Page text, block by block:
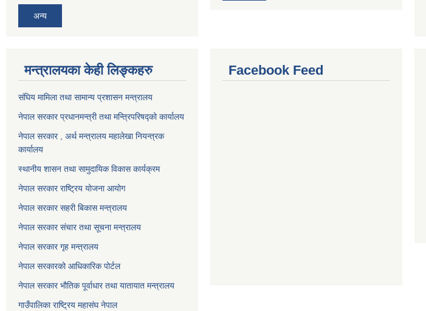
अन्य
मन्त्रालयका केही लिङ्कहरु
संघिय मामिला तथा सामान्य प्रशासन मन्त्रालय
नेपाल सरकार प्रधानमन्त्री तथा मन्त्रिपरिषद्को कार्यालय
नेपाल सरकार , अर्थ मन्त्रालय महालेखा नियन्त्रक
कार्यालय
स्थानीय शासन तथा सामुदायिक विकास कार्यक्रम
नेपाल सरकार राष्ट्रिय योजना आयोग
नेपाल सरकार सहरी बिकास मन्त्रालय
नेपाल सरकार संचार तथा सूचना मन्त्रालय
नेपाल सरकार गृह मन्त्रालय
नेपाल सरकारको आधिकारिक पोर्टल
नेपाल सरकार भौतिक पूर्वाधार तथा यातायात मन्त्रालय
गाउँपालिका राष्ट्रिय महासंघ नेपाल
Facebook Feed